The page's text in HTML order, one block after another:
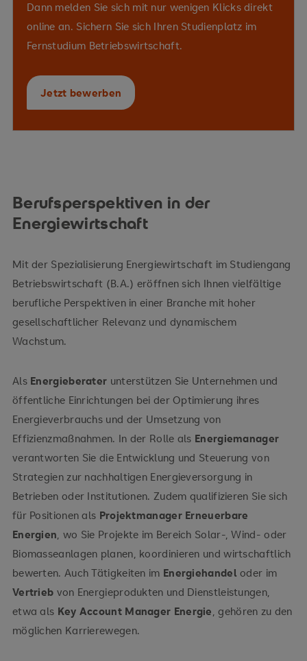
Energieeffizienz
Energiespeichern
Dann melden Sie sich mit nur wenigen Klicks direkt
online an. Sichern Sie sich Ihren Studienplatz im
Fernstudium Betriebswirtschaft.
Jetzt bewerben
Berufsperspektiven in der
Energiewirtschaft
Mit der Spezialisierung Energiewirtschaft im Studiengang
Betriebswirtschaft (B.A.) eröffnen sich Ihnen vielfältige
berufliche Perspektiven in einer Branche mit hoher
gesellschaftlicher Relevanz und dynamischem
Wachstum.
Als Energieberater unterstützen Sie Unternehmen und
öffentliche Einrichtungen bei der Optimierung ihres
Energieverbrauchs und der Umsetzung von
Effizienzmaßnahmen. In der Rolle als Energiemanager
verantworten Sie die Entwicklung und Steuerung von
Strategien zur nachhaltigen Energieversorgung in
Betrieben oder Institutionen. Zudem qualifizieren Sie sich
für Positionen als Projektmanager Erneuerbare
Energien, wo Sie Projekte im Bereich Solar-, Wind- oder
Biomasseanlagen planen, koordinieren und wirtschaftlich
bewerten. Auch Tätigkeiten im Energiehandel oder im
Vertrieb von Energieprodukten und Dienstleistungen,
etwa als Key Account Manager Energie, gehören zu den
möglichen Karrierewegen.